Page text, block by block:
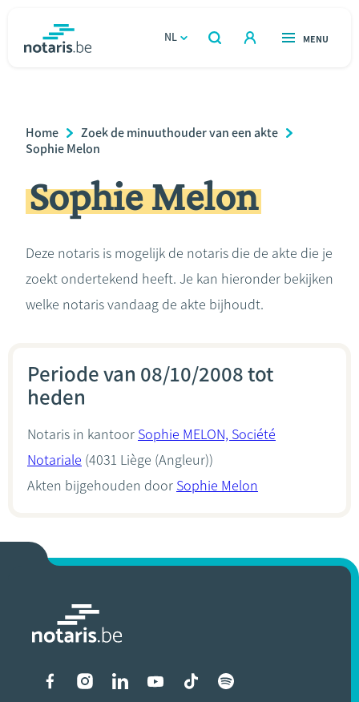
gaan
NL
OPEN
ZOEKEN
OPEN
MENU
Relatie & samenleven
Erven & schenken
Over de notaris
Breadcrumb
Home
Zoek de minuuthouder van een akte
Sophie Melon
Sophie Melon
Deze notaris is mogelijk de notaris die de akte die je
zoekt ondertekend heeft. Je kan hieronder bekijken
welke notaris vandaag de akte bijhoudt.
Periode van 08/10/2008 tot
heden
Notaris in kantoor Sophie MELON, Société
Notariale (4031 Liège (Angleur))
Akten bijgehouden door Sophie Melon
Liens vers les réseaux